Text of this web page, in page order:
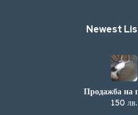
Newest
Продажба на
150 лв.